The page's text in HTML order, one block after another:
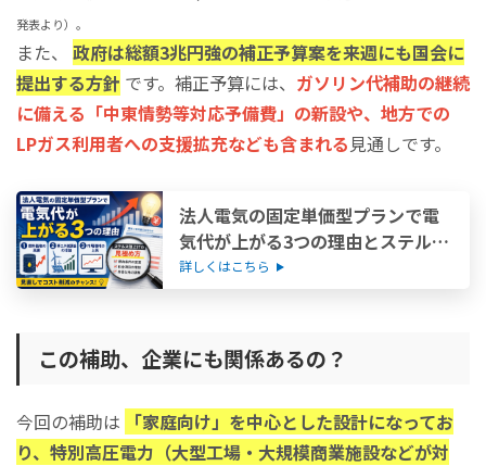
発表より）。
また、 政府は総額3兆円強の補正予算案を来週にも国会に
提出する方針 です。補正予算には、 ガソリン代補助の継続
に備える「中東情勢等対応予備費」の新設や、地方での
LPガス利用者への支援拡充なども含まれる見通しです。
法人電気の固定単価型プランで電
気代が上がる3つの理由とステルス
値上げの見極め方
詳しくはこちら
この補助、企業にも関係あるの？
今回の補助は
「家庭向け」を中心とした設計になってお
り、特別高圧電力（大型工場・大規模商業施設などが対